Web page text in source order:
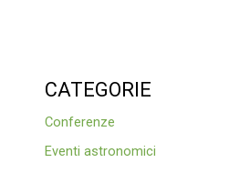
CATEGORIE
Conferenze
Eventi astronomici